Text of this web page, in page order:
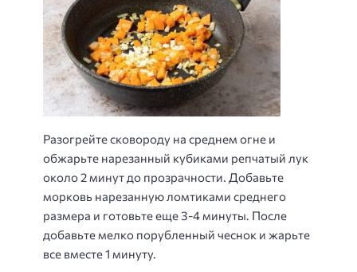
Разогрейте сковороду на среднем огне и
обжарьте нарезанный кубиками репчатый лук
около 2 минут до прозрачности. Добавьте
морковь нарезанную ломтиками среднего
размера и готовьте еще 3-4 минуты. После
добавьте мелко порубленный чеснок и жарьте
все вместе 1 минуту.